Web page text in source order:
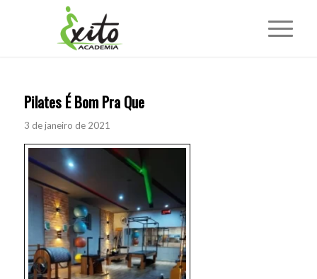
Pilates É Bom Pra Que
3 de janeiro de 2021